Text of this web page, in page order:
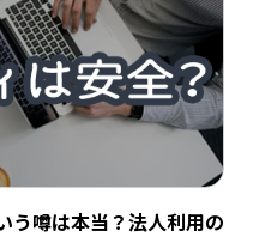
う噂は本当？法人利用の